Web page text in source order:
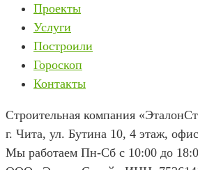
Проекты
Услуги
Построили
Гороскоп
Контакты
Строительная компания
г. Чита, ул. Бутина 10, 4 этаж,
Мы работаем Пн-Сб с 10:00 до